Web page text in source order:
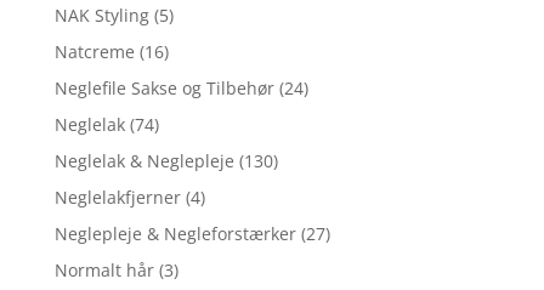
NAK Styling (5)
Natcreme (16)
Neglefile Sakse og Tilbehør (24)
Neglelak (74)
Neglelak & Neglepleje (130)
Neglelakfjerner (4)
Neglepleje & Negleforstærker (27)
Normalt hår (3)